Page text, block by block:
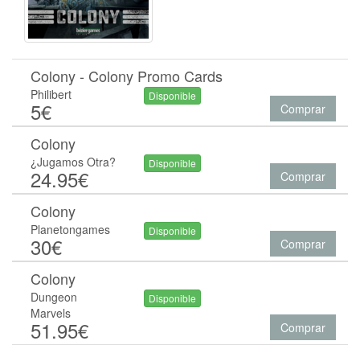
Colony - Colony Promo Cards
Philibert
5€
Disponible
Comprar
Colony
¿Jugamos Otra?
24.95€
Disponible
Comprar
Colony
Planetongames
30€
Disponible
Comprar
Colony
Dungeon
Marvels
51.95€
Disponible
Comprar